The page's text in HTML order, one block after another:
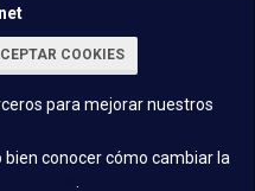
COOKIES
para mejorar nuestros
conocer cómo cambiar la
| 17:00 -20:30